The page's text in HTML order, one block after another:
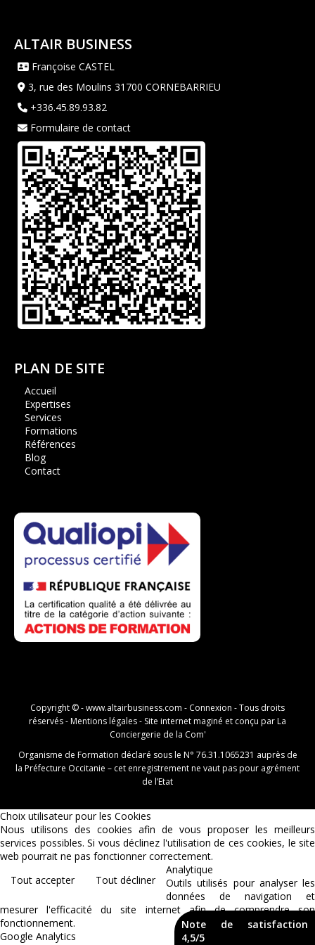
Note de satisfaction
4,5/5
ALTAIR BUSINESS
Françoise CASTEL
3, rue des Moulins 31700 CORNEBARRIEU
+336.45.89.93.82
Formulaire de contact
PLAN DE SITE
Accueil
Expertises
Services
Formations
Références
Blog
Contact
Copyright © -www.altairbusiness.com - Connexion - Tous droits
réservés -Mentions légales- Site internet maginé et conçu parLa
Conciergerie de la Com'
Organisme de Formation déclaré sous le N° 76.31.1065231 auprès de
la Préfecture Occitanie – cet enregistrement ne vaut pas pour agrément
de l’Etat
Choix utilisateur pour les Cookies
Nous utilisons des cookies afin de vous proposer les meilleurs
services possibles. Si vous déclinez l'utilisation de ces cookies, le site
web pourrait ne pas fonctionner correctement.
Tout accepter
Tout décliner
Analytique
Outils utilisés pour analyser les
données de navigation et
mesurer l'efficacité du site internet afin de comprendre son
fonctionnement.
Google Analytics